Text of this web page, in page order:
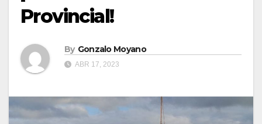
Provincial!
By Gonzalo Moyano
ABR 17, 2023